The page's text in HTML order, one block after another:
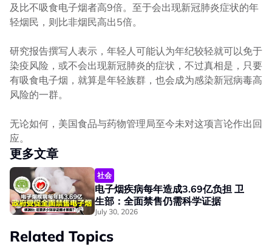
及比不吸食电子烟者高9倍。至于会出现新冠肺炎症状的年
轻烟民，则比非烟民高出5倍。
研究报告撰写人表示，年轻人可能认为年纪较轻就可以免于
染疫风险，或不会出现新冠肺炎的症状，不过真相是，只要
有吸食电子烟，就算是年轻族群，也会成为感染新冠病毒高
风险的一群。
无论如何，美国食品与药物管理局至今未对这项言论作出回
应。
更多文章
社会
电子烟疾病每年造成3.69亿负担 卫
生部：全面禁售仍需科学证据
July 30, 2026
Related Topics